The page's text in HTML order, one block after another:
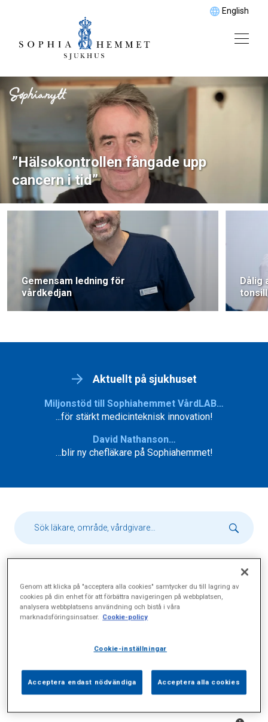
English
”Hälsokontrollen fångade upp
cancern i tid”
Gemensam ledning för
vårdkedjan
Dålig
Aktuellt på sjukhuset
Miljonstöd till Sophiahemmet VårdLAB…
...för stärkt medicinteknisk innovation!
David Nathanson…
…blir ny chefläkare på Sophiahemmet!
Genom att klicka på "acceptera alla cookies" samtycker du till lagring av
cookies på din enhet för att förbättra navigeringen på webbplatsen,
analysera webbplatsens användning och bistå i våra
marknadsföringsinsatser. Cookie-policy
Cookie-inställningar
Acceptera endast nödvändiga Acceptera alla cookies